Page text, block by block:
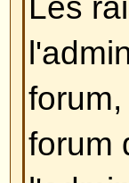
besoin
listés
liste
pouvez